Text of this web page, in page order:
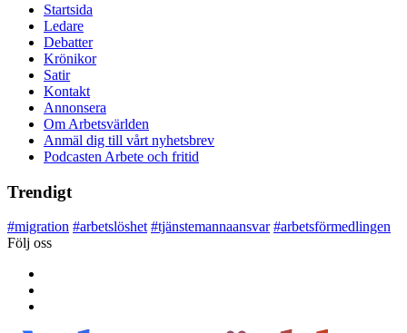
Startsida
Ledare
Debatter
Krönikor
Satir
Kontakt
Annonsera
Om Arbetsvärlden
Anmäl dig till vårt nyhetsbrev
Podcasten Arbete och fritid
Trendigt
#migration #arbetslöshet #tjänstemannaansvar #arbetsförmedlingen
Följ oss